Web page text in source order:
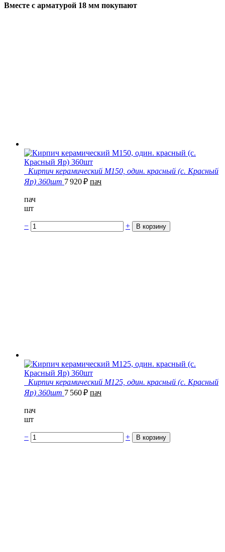
Вместе с арматурой 18 мм покупают
Кирпич керамический М150, один. красный (с. Красный
Яр) 360шт 7 920₽ пач
пач
шт
− +
Кирпич керамический М125, один. красный (с. Красный
Яр) 360шт 7 560₽ пач
пач
шт
− +